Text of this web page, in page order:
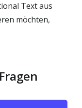
Text aus
möchten,